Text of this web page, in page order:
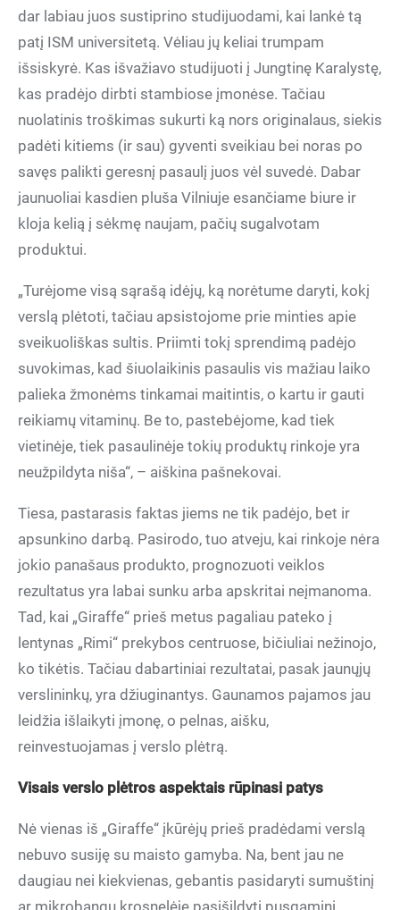
dar labiau juos sustiprino studijuodami, kai lankė tą
patį ISM universitetą. Vėliau jų keliai trumpam
išsiskyrė. Kas išvažiavo studijuoti į Jungtinę Karalystę,
kas pradėjo dirbti stambiose įmonėse. Tačiau
nuolatinis troškimas sukurti ką nors originalaus, siekis
padėti kitiems (ir sau) gyventi sveikiau bei noras po
savęs palikti geresnį pasaulį juos vėl suvedė. Dabar
jaunuoliai kasdien pluša Vilniuje esančiame biure ir
kloja kelią į sėkmę naujam, pačių sugalvotam
produktui.
„Turėjome visą sąrašą idėjų, ką norėtume daryti, kokį
verslą plėtoti, tačiau apsistojome prie minties apie
sveikuoliškas sultis. Priimti tokį sprendimą padėjo
suvokimas, kad šiuolaikinis pasaulis vis mažiau laiko
palieka žmonėms tinkamai maitintis, o kartu ir gauti
reikiamų vitaminų. Be to, pastebėjome, kad tiek
vietinėje, tiek pasaulinėje tokių produktų rinkoje yra
neužpildyta niša“, – aiškina pašnekovai.
Tiesa, pastarasis faktas jiems ne tik padėjo, bet ir
apsunkino darbą. Pasirodo, tuo atveju, kai rinkoje nėra
jokio panašaus produkto, prognozuoti veiklos
rezultatus yra labai sunku arba apskritai neįmanoma.
Tad, kai „Giraffe“ prieš metus pagaliau pateko į
lentynas „Rimi“ prekybos centruose, bičiuliai nežinojo,
ko tikėtis. Tačiau dabartiniai rezultatai, pasak jaunųjų
verslininkų, yra džiuginantys. Gaunamos pajamos jau
leidžia išlaikyti įmonę, o pelnas, aišku,
reinvestuojamas į verslo plėtrą.
Visais verslo plėtros aspektais rūpinasi patys
Nė vienas iš „Giraffe“ įkūrėjų prieš pradėdami verslą
nebuvo susiję su maisto gamyba. Na, bent jau ne
daugiau nei kiekvienas, gebantis pasidaryti sumuštinį
ar mikrobangų krosnelėje pasišildyti pusgaminį.